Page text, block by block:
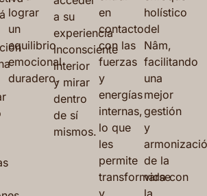
lograr
un
equilibrio
emocional
duradero.
a su
experiencia
inconsciente
interior
y mirar
dentro
de sí
mismos.
en
contacto
con las
fuerzas
y
energías
internas,
lo que
les
permite
transformarse
holístico
del
Nâm,
facilitando
una
mejor
gestión
y
de la
vida con